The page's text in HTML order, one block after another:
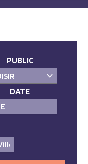
PUBLIC
DATE